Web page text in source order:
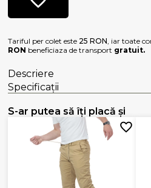
Tariful per colet este 25 RON, iar toate
RON beneficiaza de transport gratuit.
Descriere
Specificații
S-ar putea să îți placă și